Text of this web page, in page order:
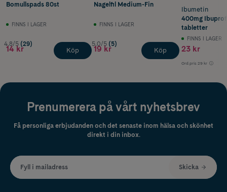
Bomullspads 80st
FINNS I LAGER
4.8/5 (29)
14 kr Köp
Nagelfil Medium-Fin
FINNS I LAGER
5.0/5 (5)
19 kr Köp
Ibumetin
400mg
tabletter
FINNS I LAGER
23 kr
Ord.pris 29 kr
Prenumerera på vårt nyhetsbrev
Få personliga erbjudanden och det senaste inom hälsa och skönhet
direkt i din inbox.
Fyll i mailadress Skicka